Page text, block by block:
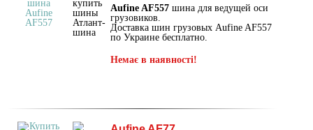
Aufine AF557 шина для ведущей оси
грузовиков.
Доставка шин грузовых Aufine AF557
по Украине бесплатно.
Немає в наявності!